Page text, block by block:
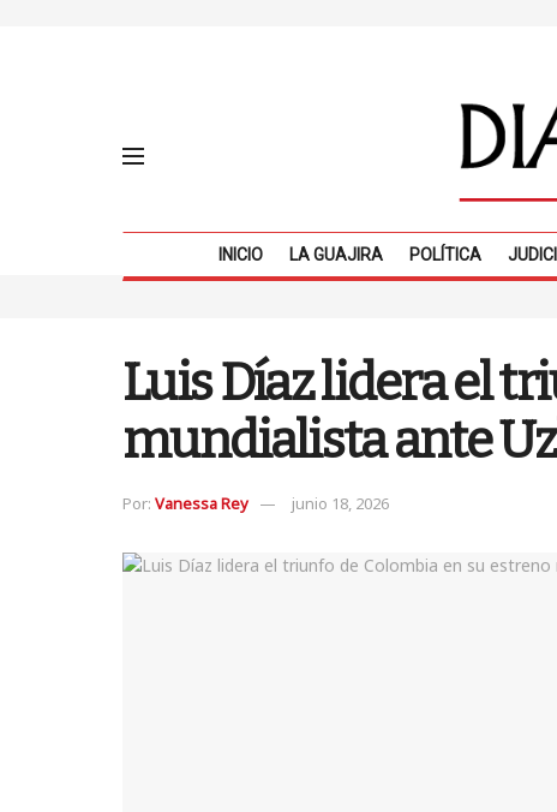
INICIO LA GUAJIRA POLÍTICA
Luis Díaz lidera el
mundialista ante
Por: Vanessa Rey junio 18, 2026